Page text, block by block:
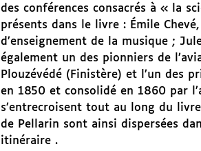
des conférences consacrés à « la
présents dans le livre : Émile
d’enseignement de la musique ;
également un des pionniers de
Plouzévédé (Finistère) et l’un des
en 1850 et consolidé en 1860 par
s’entrecroisent tout au long du
de Pellarin sont ainsi dispersées
itinéraire .